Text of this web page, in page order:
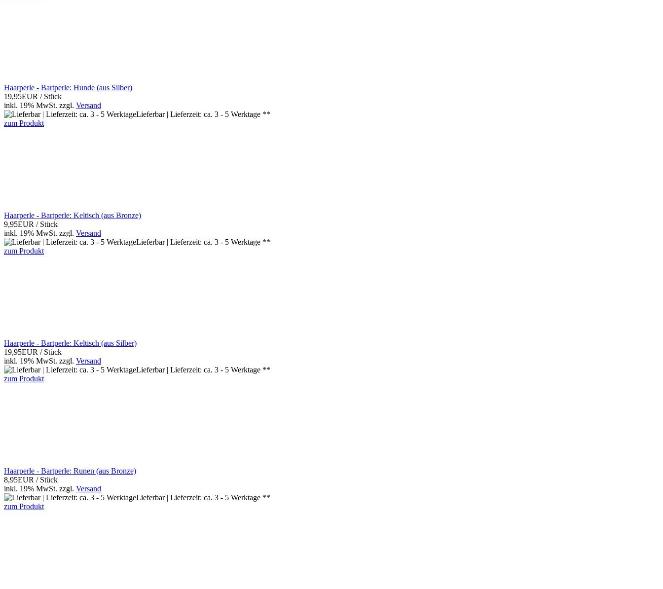
Haarperle - Bartperle: Hunde (aus Silber)
19,95EUR / Stück
inkl. 19% MwSt. zzgl. Versand
Lieferbar | Lieferzeit: ca. 3 - 5 Werktage **
zum Produkt
Haarperle - Bartperle: Keltisch (aus Bronze)
9,95EUR / Stück
inkl. 19% MwSt. zzgl. Versand
Lieferbar | Lieferzeit: ca. 3 - 5 Werktage **
zum Produkt
Haarperle - Bartperle: Keltisch (aus Silber)
19,95EUR / Stück
inkl. 19% MwSt. zzgl. Versand
Lieferbar | Lieferzeit: ca. 3 - 5 Werktage **
zum Produkt
Haarperle - Bartperle: Runen (aus Bronze)
8,95EUR / Stück
inkl. 19% MwSt. zzgl. Versand
Lieferbar | Lieferzeit: ca. 3 - 5 Werktage **
zum Produkt